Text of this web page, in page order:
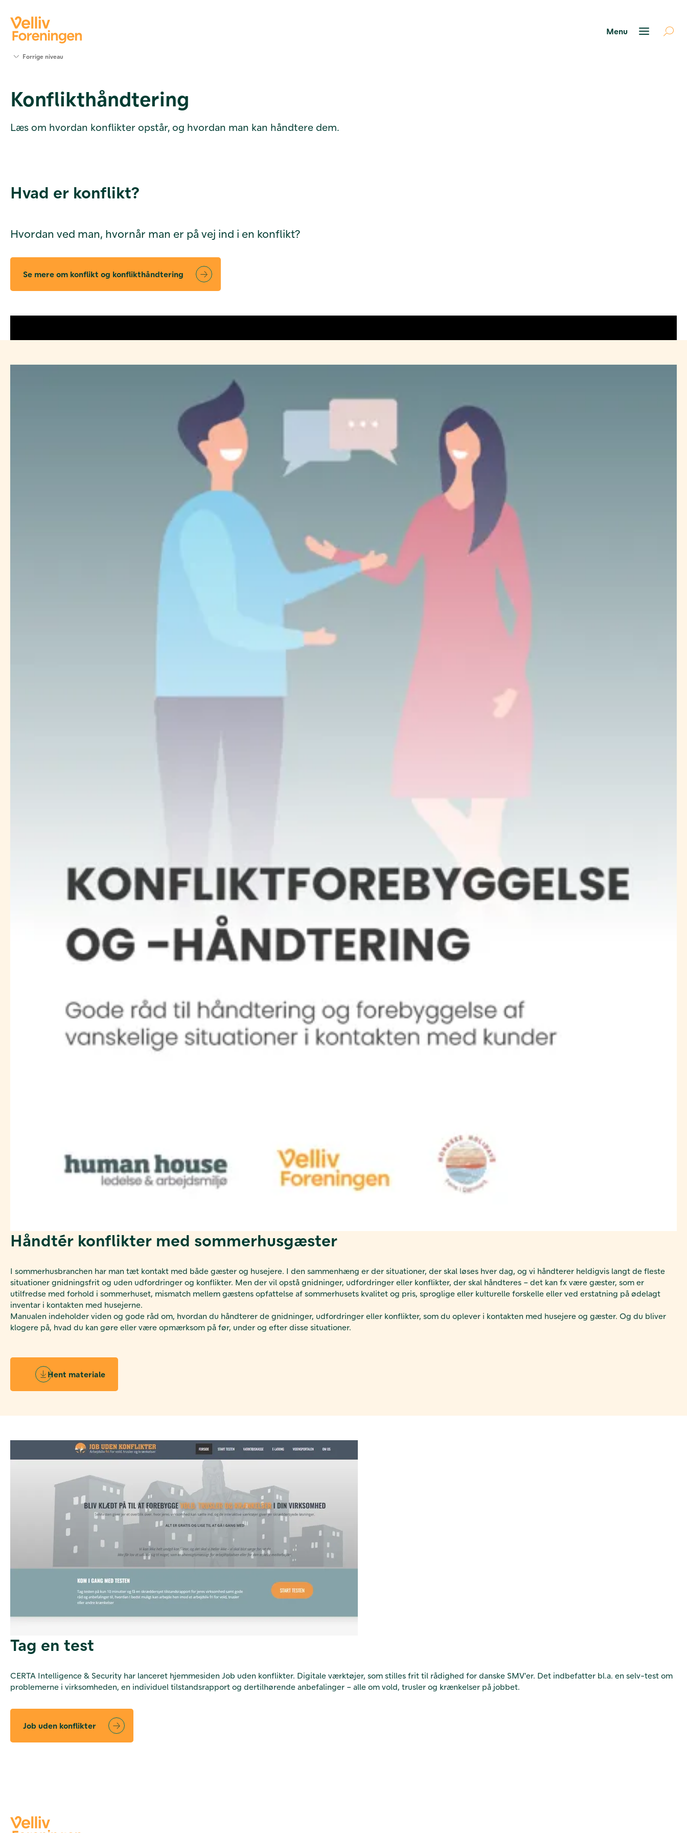
Værktøjer
og viden
Foreningen
Forrige niveau
Konflikthåndtering
Læs om hvordan konflikter opstår, og hvordan man kan håndtere dem.
Hvad er konflikt?
Hvordan ved man, hvornår man er på vej ind i en konflikt?
Se mere om konflikt og konflikthåndtering
Håndtér konflikter med sommerhusgæster
I sommerhusbranchen har man tæt kontakt med både gæster og husejere. I den sammenhæng er der situationer, der skal løses hver dag, og vi håndterer heldigvis langt de fleste
situationer gnidningsfrit og uden udfordringer og konflikter. Men der vil opstå gnidninger, udfordringer eller konflikter, der skal håndteres – det kan fx være gæster, som er
utilfredse med forhold i sommerhuset, mismatch mellem gæstens opfattelse af sommerhusets kvalitet og pris, sproglige eller kulturelle forskelle eller ved erstatning på ødelagt
inventar i kontakten med husejerne.
Manualen indeholder viden og gode råd om, hvordan du håndterer de gnidninger, udfordringer eller konflikter, som du oplever i kontakten med husejere og gæster. Og du bliver
klogere på, hvad du kan gøre eller være opmærksom på før, under og efter disse situationer.
Hent materiale
Tag en test
CERTA Intelligence & Security har lanceret hjemmesiden Job uden konflikter. Digitale værktøjer, som stilles frit til rådighed for danske SMV’er. Det indbefatter bl.a. en selv-test om
problemerne i virksomheden, en individuel tilstandsrapport og dertilhørende anbefalinger – alle om vold, trusler og krænkelser på jobbet.
Job uden konflikter